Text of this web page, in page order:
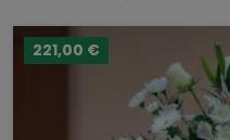
221,00 €